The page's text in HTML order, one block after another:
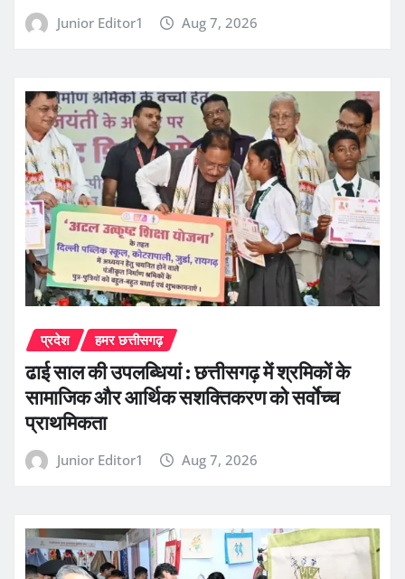
Junior Editor1 Aug 7, 2026
प्रदेश हमर छत्तीसगढ़
ढाई साल की उपलब्धियां : छत्तीसगढ़ में श्रमिकों के
सामाजिक और आर्थिक सशक्तिकरण को सर्वाेच्च
प्राथमिकता
Junior Editor1 Aug 7, 2026